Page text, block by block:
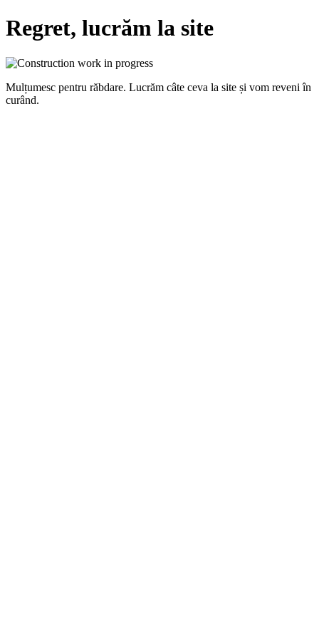
Regret, lucrăm la site
Mulțumesc pentru răbdare. Lucrăm câte ceva la site și vom reveni în
curând.